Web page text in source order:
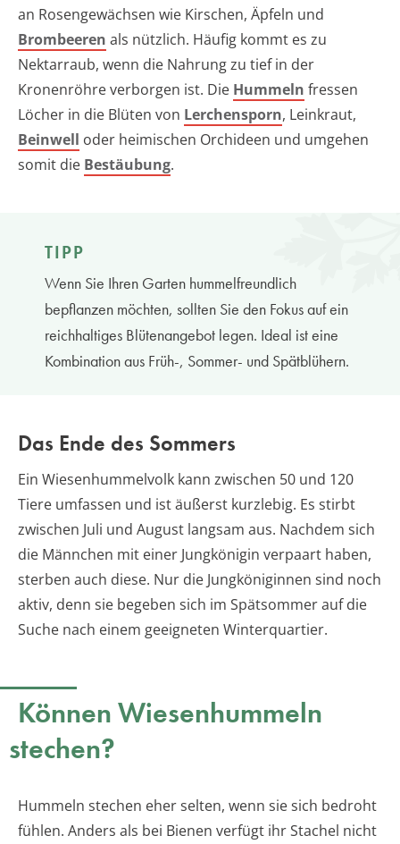
an Rosengewächsen wie Kirschen, Äpfeln und
Brombeeren als nützlich. Häufig kommt es zu
Nektarraub, wenn die Nahrung zu tief in der
Kronenröhre verborgen ist. Die Hummeln fressen
Löcher in die Blüten von Lerchensporn, Leinkraut,
Beinwell oder heimischen Orchideen und umgehen
somit die Bestäubung.
TIPP
Wenn Sie Ihren Garten hummelfreundlich
bepflanzen möchten, sollten Sie den Fokus auf ein
reichhaltiges Blütenangebot legen. Ideal ist eine
Kombination aus Früh-, Sommer- und Spätblühern.
Das Ende des Sommers
Ein Wiesenhummelvolk kann zwischen 50 und 120
Tiere umfassen und ist äußerst kurzlebig. Es stirbt
zwischen Juli und August langsam aus. Nachdem sich
die Männchen mit einer Jungkönigin verpaart haben,
sterben auch diese. Nur die Jungköniginnen sind noch
aktiv, denn sie begeben sich im Spätsommer auf die
Suche nach einem geeigneten Winterquartier.
Können Wiesenhummeln
stechen?
Hummeln stechen eher selten, wenn sie sich bedroht
fühlen. Anders als bei Bienen verfügt ihr Stachel nicht